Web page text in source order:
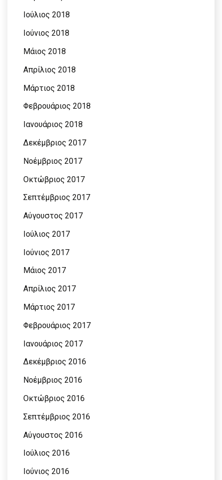
Ιούλιος 2018
Ιούνιος 2018
Μάιος 2018
Απρίλιος 2018
Μάρτιος 2018
Φεβρουάριος 2018
Ιανουάριος 2018
Δεκέμβριος 2017
Νοέμβριος 2017
Οκτώβριος 2017
Σεπτέμβριος 2017
Αύγουστος 2017
Ιούλιος 2017
Ιούνιος 2017
Μάιος 2017
Απρίλιος 2017
Μάρτιος 2017
Φεβρουάριος 2017
Ιανουάριος 2017
Δεκέμβριος 2016
Νοέμβριος 2016
Οκτώβριος 2016
Σεπτέμβριος 2016
Αύγουστος 2016
Ιούλιος 2016
Ιούνιος 2016